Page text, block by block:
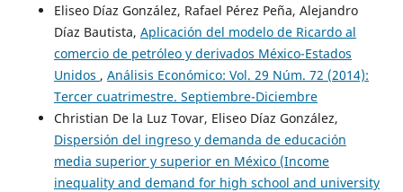
Eliseo Díaz González, Rafael Pérez Peña, Alejandro
Díaz Bautista, Aplicación del modelo de Ricardo al
comercio de petróleo y derivados México-Estados
Unidos , Análisis Económico: Vol. 29 Núm. 72 (2014):
Tercer cuatrimestre. Septiembre-Diciembre
Christian De la Luz Tovar, Eliseo Díaz González,
Dispersión del ingreso y demanda de educación
media superior y superior en México (Income
inequality and demand for high school and university